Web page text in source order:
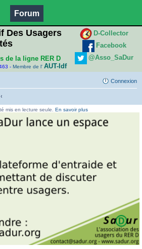
Forum
Des Usagers
de la ligne RER D
- Membre de l' AUT-Idf
D-Collector
Facebook
@Asso_SaDur
Connexion
mis en lecture seule. En savoir plus